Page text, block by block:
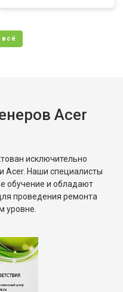
Acer
исключительно
Acer. Наши специалисты
обучение и обладают
проведения ремонта
уровне.